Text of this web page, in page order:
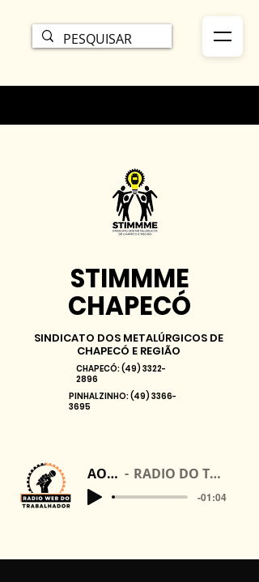
STIMMME
CHAPECÓ
SINDICATO DOS METALÚRGICOS DE
CHAPECÓ E REGIÃO
CHAPECÓ:(49) 3322-
2896
PINHALZINHO:(49) 3366-
3695
AO VIVO RADIO DO TRABALHADOR
-01:04